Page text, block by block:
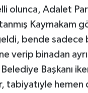
olunca, Adalet
Kaymakam
bende sadece
verip binadan
Başkanı
tabiyatıyle hemen